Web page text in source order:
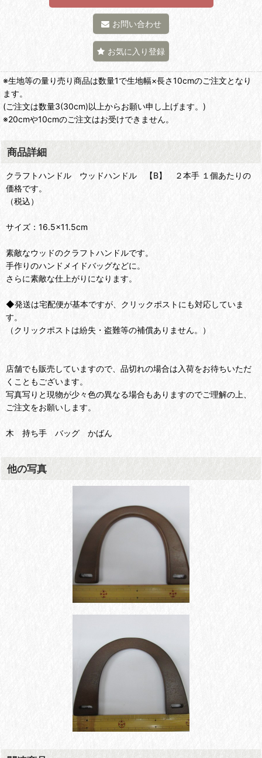
お問い合わせ
お気に入り登録
※生地等の量り売り商品は数量1で生地幅×長さ10cmのご注文となり
ます。
(ご注文は数量3(30cm)以上からお願い申し上げます。)
※20cmや10cmのご注文はお受けできません。
商品詳細
クラフトハンドル ウッドハンドル 【B】 ２本手 １個あたりの
価格です。
（税込）
サイズ：16.5×11.5cm
素敵なウッドのクラフトハンドルです。
手作りのハンドメイドバッグなどに。
さらに素敵な仕上がりになります。
◆発送は宅配便が基本ですが、クリックポストにも対応していま
す。
（クリックポストは紛失・盗難等の補償ありません。）
店舗でも販売していますので、品切れの場合は入荷をお待ちいただ
くこともございます。
写真写りと現物が少々色の異なる場合もありますのでご理解の上、
ご注文をお願いします。
木 持ち手 バッグ かばん
他の写真